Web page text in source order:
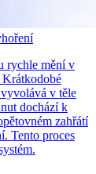
rychle mění v
Krátkodobé
v těle
dochází k
zahřátí
Tento proces